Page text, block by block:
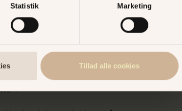
Statistik Marketing
Tillad alle cookies
i Bakkens Hvile
forlystelser måtte også forny sig.
holde liv i ”Bakkens Hvile” ansættes i
erotiske striptease-danserinde La
fra Martinique. Hun bliver en stor